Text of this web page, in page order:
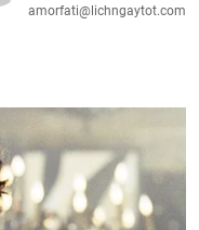
amorfati@lichngaytot.com